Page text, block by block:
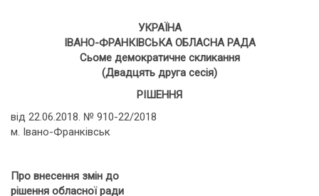
УКРАЇНА
ІВАНО-ФРАНКІВСЬКА ОБЛАСНА РАДА
Сьоме демократичне скликання
(Двадцять друга сесія)
РІШЕННЯ
від 22.06.2018. № 910-22/2018
м. Івано-Франківськ
Про внесення змін до
рішення обласної ради